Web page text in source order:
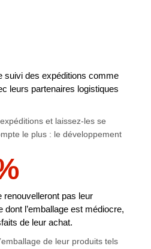
suivi des expéditions comme
leurs partenaires logistiques
et laissez-les se
le plus : le développement
pas leur
dont l’emballage est médiocre,
de leur achat.
de leur produits tels